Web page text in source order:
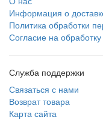
Информация о
Политика обработки
Согласие на
Служба поддержки
Связаться с нами
Возврат товара
Карта сайта